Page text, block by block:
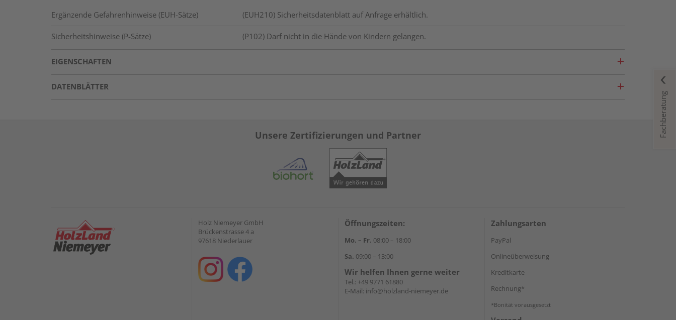
Ergänzende Gefahrenhinweise (EUH-Sätze) (EUH210) Sicherheitsdatenblatt auf Anfrage erhältlich.
Sicherheitshinweise (P-Sätze) (P102) Darf nicht in die Hände von Kindern gelangen.
EIGENSCHAFTEN
DATENBLÄTTER
Fachberatung
Unsere Zertifizierungen und Partner
Holz Niemeyer GmbH
Brückenstrasse 4 a
97618 Niederlauer
Öffnungszeiten:
Mo. – Fr. 08:00 – 18:00
Sa. 09:00 – 13:00
Wir helfen Ihnen gerne weiter
Tel.: +49 9771 61880
E-Mail: info@holzland-niemeyer.de
Zahlungsarten
PayPal
Onlineüberweisung
Kreditkarte
Rechnung*
*Bonität vorausgesetzt